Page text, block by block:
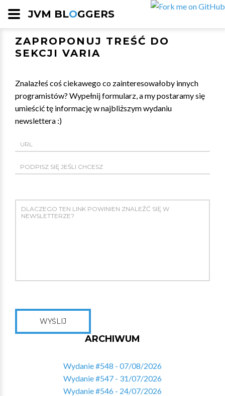
JVM BLOGGERS
ZAPROPONUJ TREŚĆ DO
SEKCJI VARIA
Znalazłeś coś ciekawego co zainteresowałoby innych
programistów? Wypełnij formularz, a my postaramy się
umieścić tę informację w najbliższym wydaniu
newslettera :)
WYŚLIJ
ARCHIWUM
Wydanie #548 - 07/08/2026
Wydanie #547 - 31/07/2026
Wydanie #546 - 24/07/2026